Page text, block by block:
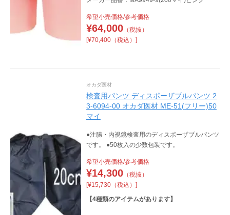
希望小売価格/参考価格
¥64,000（税抜）
[¥70,400（税込）]
オカダ医材
検査用パンツ ディスポーザブルパンツ 2
3-6094-00 オカダ医材 ME-51(フリー)50
マイ
●注腸・内視鏡検査用のディスポーザブルパンツ
です。 ●50枚入の少数包装です。
希望小売価格/参考価格
¥14,300（税抜）
[¥15,730（税込）]
【4種類のアイテムがあります】